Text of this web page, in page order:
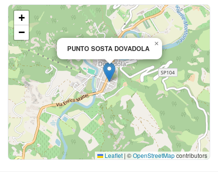
PUNTO SOSTA DOVADOLA
×
+
−
Leaflet | ©OpenStreetMapcontributors